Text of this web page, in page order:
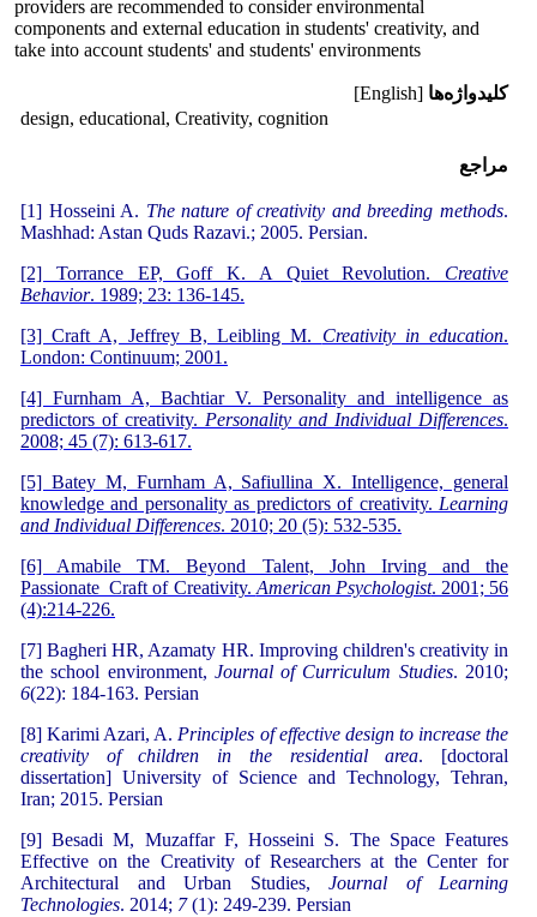
providers are recommended to consider environmental
components and external education in students' creativity, and
take into account students' and students' environments
کلیدواژه‌ها [English]
design, educational, Creativity, cognition
مراجع
[1] Hosseini A. The nature of creativity and breeding methods.
Mashhad: Astan Quds Razavi.; 2005. Persian.
[2] Torrance EP, Goff K. A Quiet Revolution. Creative
Behavior. 1989; 23: 136-145.
[3] Craft A, Jeffrey B, Leibling M. Creativity in education.
London: Continuum; 2001.
[4] Furnham A, Bachtiar V. Personality and intelligence as
predictors of creativity. Personality and Individual Differences.
2008; 45 (7): 613-617.
[5] Batey M, Furnham A, Safiullina X. Intelligence, general
knowledge and personality as predictors of creativity. Learning
and Individual Differences. 2010; 20 (5): 532-535.
[6] Amabile TM. Beyond Talent, John Irving and the
Passionate Craft of Creativity. American Psychologist. 2001; 56
(4):214-226.
[7] Bagheri HR, Azamaty HR. Improving children's creativity in
the school environment, Journal of Curriculum Studies. 2010;
6(22): 184-163. Persian
[8] Karimi Azari, A. Principles of effective design to increase the
creativity of children in the residential area. [doctoral
dissertation] University of Science and Technology, Tehran,
Iran; 2015. Persian
[9] Besadi M, Muzaffar F, Hosseini S. The Space Features
Effective on the Creativity of Researchers at the Center for
Architectural and Urban Studies, Journal of Learning
Technologies. 2014; 7(1): 249-239. Persian